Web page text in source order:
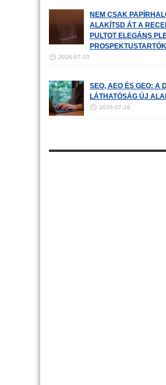
NEM CSAK
ALAKÍTSD ÁT A
PULTOT ELEGÁNS
2026-07-20
SEO, AEO ÉS GEO: A
LÁTHATÓSÁG ÚJ
2026-07-16